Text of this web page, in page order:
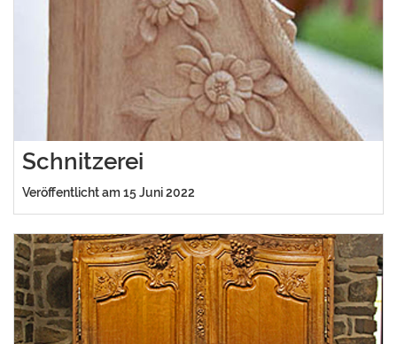
Schnitzerei
Veröffentlicht am 15 Juni 2022